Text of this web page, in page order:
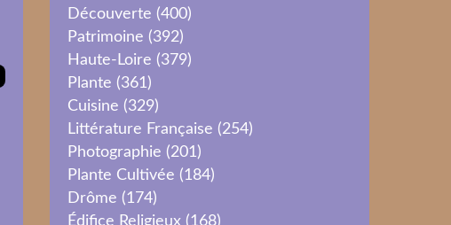
Découverte (400)
Patrimoine (392)
Haute-Loire (379)
Plante (361)
Cuisine (329)
Littérature Française (254)
Photographie (201)
Plante Cultivée (184)
Drôme (174)
Édifice Religieux (168)